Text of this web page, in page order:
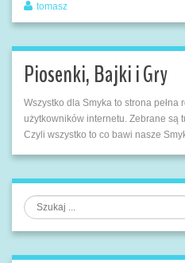
tomasz
Piosenki, Bajki i Gry
Wszystko dla Smyka to strona pełna
użytkowników internetu. Zebrane są
Czyli wszystko to co bawi nasze
Szukaj